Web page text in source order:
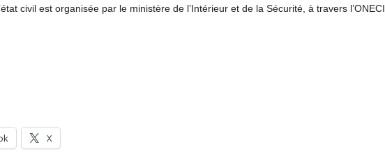
civil est organisée par le ministère de l’Intérieur et de la Sécurité, à travers l’ONECI.
X